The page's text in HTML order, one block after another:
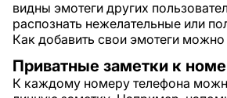
видны эмотеги других
распознать нежелательные или
Как добавить свои эмотеги можно
Приватные заметки к
К каждому номеру телефона